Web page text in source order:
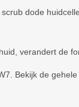
scrub dode
verandert de
Bekijk de